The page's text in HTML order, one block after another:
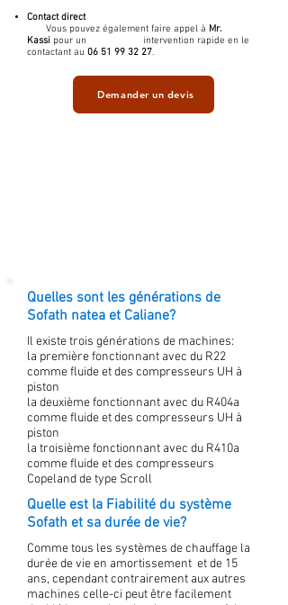
Contact direct
Vous pouvez également faire appel à Mr.
Kassi pour un intervention rapide en le
contactant au 06 51 99 32 27.
Demander un devis
Quelles sont les générations de
Sofath natea et Caliane?
Il existe trois générations de machines:
la première fonctionnant avec du R22
comme fluide et des compresseurs UH à
piston
la deuxième fonctionnant avec du R404a
comme fluide et des compresseurs UH à
piston
la troisième fonctionnant avec du R410a
comme fluide et des compresseurs
Copeland de type Scroll
Quelle est la Fiabilité du système
Sofath et sa durée de vie?
Comme tous les systèmes de chauffage la
durée de vie en amortissement et de 15
ans, cependant contrairement aux autres
machines celle-ci peut être facilement